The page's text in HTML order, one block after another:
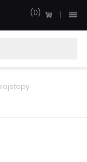
0
rajstopy